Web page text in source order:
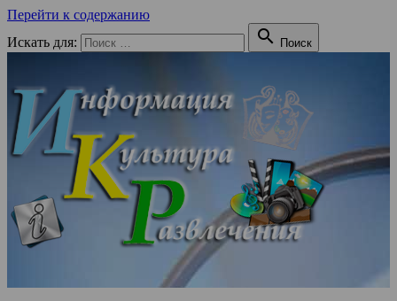
Перейти к содержанию
Искать для:
 Поиск